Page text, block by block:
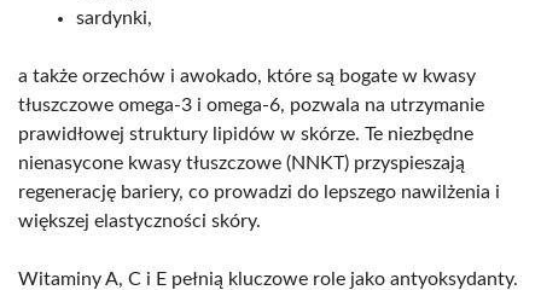
sardynki,
a także orzechów i awokado, które są bogate w kwasy
tłuszczowe omega-3 i omega-6, pozwala na utrzymanie
prawidłowej struktury lipidów w skórze. Te niezbędne
nienasycone kwasy tłuszczowe (NNKT) przyspieszają
regenerację bariery, co prowadzi do lepszego nawilżenia i
większej elastyczności skóry.
Witaminy A, C i E pełnią kluczowe role jako antyoksydanty.